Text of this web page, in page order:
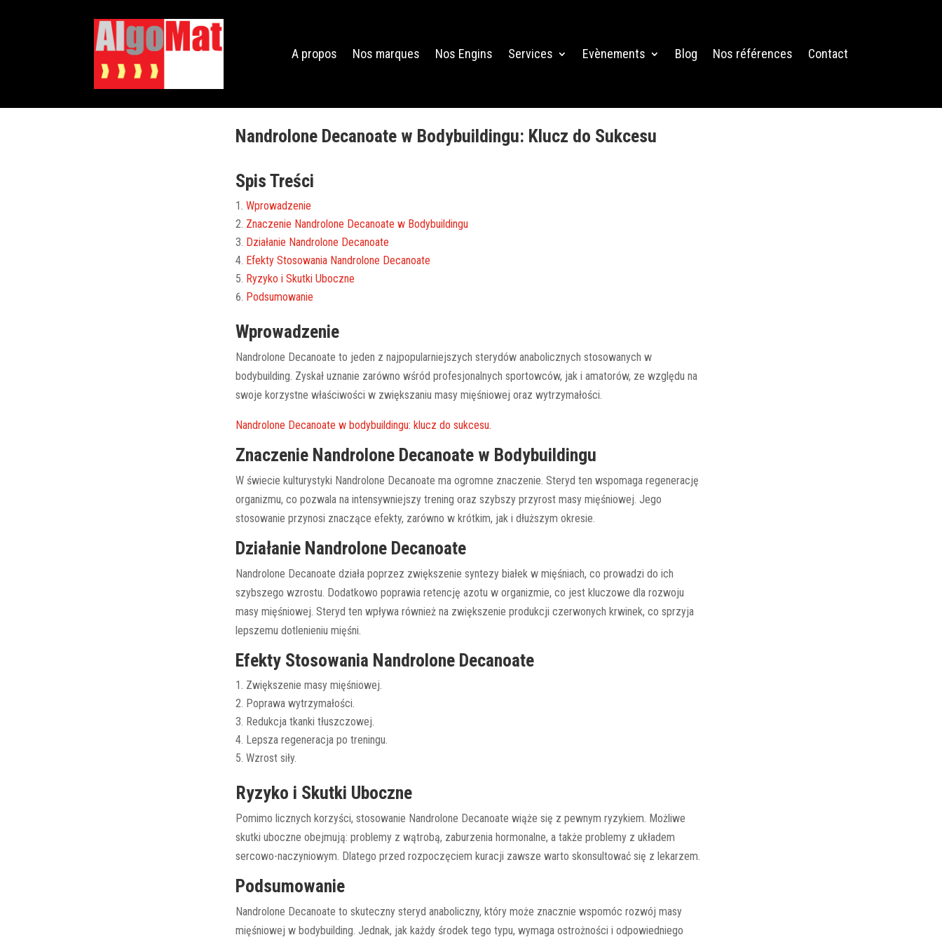
A propos Nos marques Nos Engins Services Evènements Blog Nos références Contact
Nandrolone Decanoate w Bodybuildingu: Klucz do Sukcesu
Spis Treści
Wprowadzenie
Znaczenie Nandrolone Decanoate w Bodybuildingu
Działanie Nandrolone Decanoate
Efekty Stosowania Nandrolone Decanoate
Ryzyko i Skutki Uboczne
Podsumowanie
Wprowadzenie
Nandrolone Decanoate to jeden z najpopularniejszych sterydów anabolicznych stosowanych w
bodybuilding. Zyskał uznanie zarówno wśród profesjonalnych sportowców, jak i amatorów, ze względu na
swoje korzystne właściwości w zwiększaniu masy mięśniowej oraz wytrzymałości.
Nandrolone Decanoate w bodybuildingu: klucz do sukcesu.
Znaczenie Nandrolone Decanoate w Bodybuildingu
W świecie kulturystyki Nandrolone Decanoate ma ogromne znaczenie. Steryd ten wspomaga regenerację
organizmu, co pozwala na intensywniejszy trening oraz szybszy przyrost masy mięśniowej. Jego
stosowanie przynosi znaczące efekty, zarówno w krótkim, jak i dłuższym okresie.
Działanie Nandrolone Decanoate
Nandrolone Decanoate działa poprzez zwiększenie syntezy białek w mięśniach, co prowadzi do ich
szybszego wzrostu. Dodatkowo poprawia retencję azotu w organizmie, co jest kluczowe dla rozwoju
masy mięśniowej. Steryd ten wpływa również na zwiększenie produkcji czerwonych krwinek, co sprzyja
lepszemu dotlenieniu mięśni.
Efekty Stosowania Nandrolone Decanoate
Zwiększenie masy mięśniowej.
Poprawa wytrzymałości.
Redukcja tkanki tłuszczowej.
Lepsza regeneracja po treningu.
Wzrost siły.
Ryzyko i Skutki Uboczne
Pomimo licznych korzyści, stosowanie Nandrolone Decanoate wiąże się z pewnym ryzykiem. Możliwe
skutki uboczne obejmują: problemy z wątrobą, zaburzenia hormonalne, a także problemy z układem
sercowo-naczyniowym. Dlatego przed rozpoczęciem kuracji zawsze warto skonsultować się z lekarzem.
Podsumowanie
Nandrolone Decanoate to skuteczny steryd anaboliczny, który może znacznie wspomóc rozwój masy
mięśniowej w bodybuilding. Jednak, jak każdy środek tego typu, wymaga ostrożności i odpowiedniego